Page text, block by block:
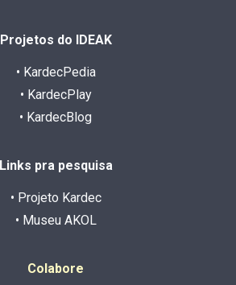
Projetos do IDEAK
• KardecPedia
• KardecPlay
• KardecBlog
Links pra pesquisa
• Projeto Kardec
• Museu AKOL
Colabore